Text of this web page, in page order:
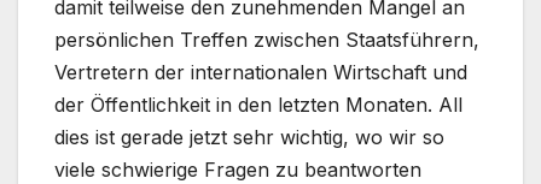
damit teilweise den zunehmenden Mangel an
persönlichen Treffen zwischen Staatsführern,
Vertretern der internationalen Wirtschaft und
der Öffentlichkeit in den letzten Monaten. All
dies ist gerade jetzt sehr wichtig, wo wir so
viele schwierige Fragen zu beantworten